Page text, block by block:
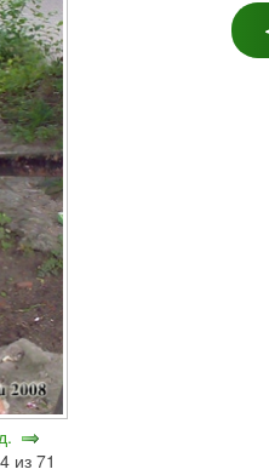
из 71